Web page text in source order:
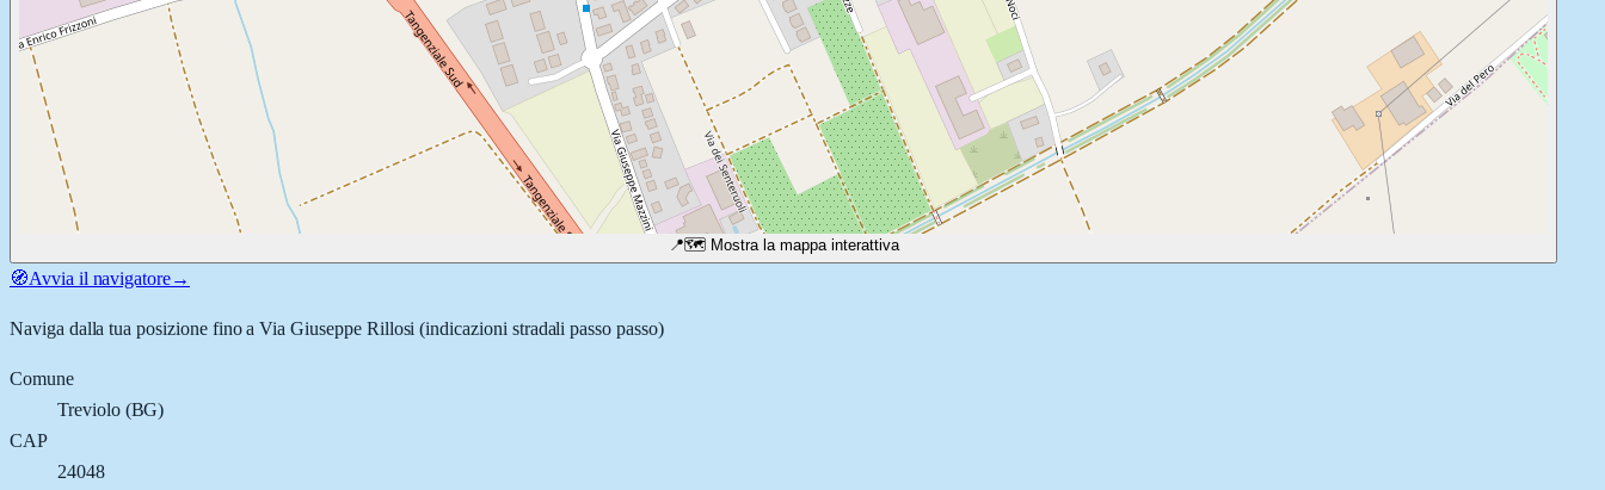
📍🗺️ Mostra la mappa interattiva
🧭Avvia il navigatore→
Naviga dalla tua posizione fino aVia Giuseppe Rillosi (indicazioni stradali passo passo)
Comune
Treviolo(BG)
CAP
24048